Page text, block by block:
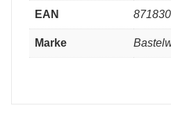
EAN
Marke